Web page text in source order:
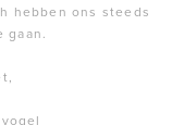
hebben ons steeds
gaan.